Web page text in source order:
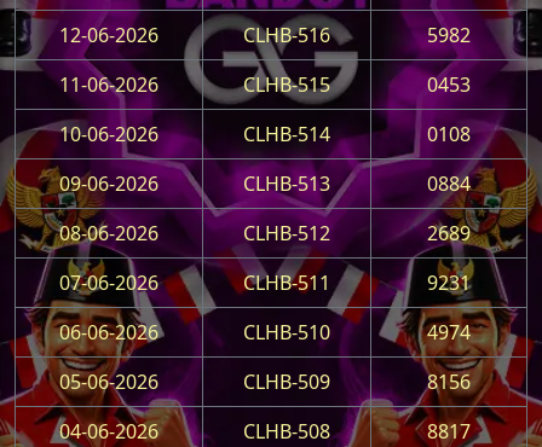
12-06-2026
CLHB-516
5982
11-06-2026
CLHB-515
0453
10-06-2026
CLHB-514
0108
09-06-2026
CLHB-513
0884
08-06-2026
CLHB-512
2689
07-06-2026
CLHB-511
9231
06-06-2026
CLHB-510
4974
05-06-2026
CLHB-509
8156
04-06-2026
CLHB-508 8817